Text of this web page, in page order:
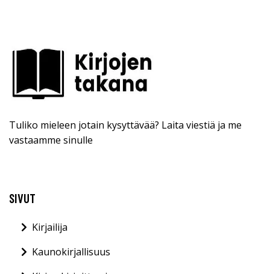
Tuliko mieleen jotain kysyttävää? Laita viestiä ja me
vastaamme sinulle
SIVUT
Kirjailija
Kaunokirjallisuus